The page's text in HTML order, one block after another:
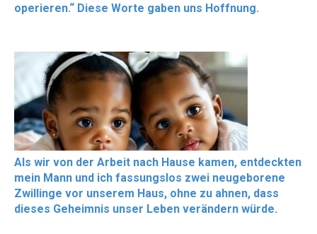
operieren.“ Diese Worte gaben uns Hoffnung.
Als wir von der Arbeit nach Hause kamen, entdeckten
mein Mann und ich fassungslos zwei neugeborene
Zwillinge vor unserem Haus, ohne zu ahnen, dass
dieses Geheimnis unser Leben verändern würde.